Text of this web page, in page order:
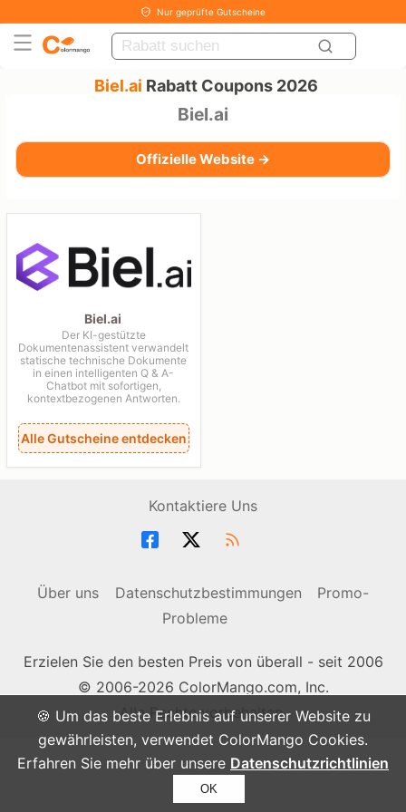
🍪 Um das beste Erlebnis auf unserer Website zu
gewährleisten, verwendet ColorMango Cookies.
Erfahren Sie mehr über unsere Datenschutzrichtlinien
OK
Nur geprüfte Gutscheine
Biel.ai Rabatt Coupons 2026
Biel.ai
Offizielle Website →
Biel.ai
Der KI-gestützte
Dokumentenassistent verwandelt
statische technische Dokumente
in einen intelligenten Q & A-
Chatbot mit sofortigen,
kontextbezogenen Antworten.
Alle Gutscheine entdecken
Kontaktiere Uns
Über uns Datenschutzbestimmungen
Promo-
Probleme
Erzielen Sie den besten Preis von überall - seit 2006
© 2006-2026 ColorMango.com, Inc.
Alle Rechte vorbehalten.